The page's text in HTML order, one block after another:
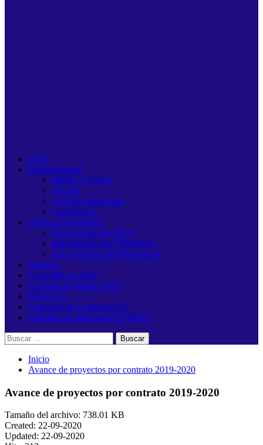
Inicio
Municipalidad
Misión y Visión
Alcalde
Concejo Municipal
Comisiones
Información Pública
Información de Oficio
Información del COMUDE
Ley Orgánica del Presupuesto
Historia
Geografía y Clima
Consulta de Multas PMT
SINACIG
Licencias de Construcción
Solicitud de Información Pública
Buscar:
Inicio
Avance de proyectos por contrato 2019-2020
Avance de proyectos por contrato 2019-2020
Tamaño del archivo: 738.01 KB
Created: 22-09-2020
Updated: 22-09-2020